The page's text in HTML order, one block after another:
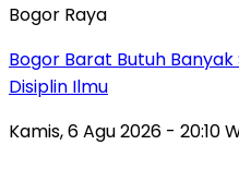
Bogor Raya
Bogor Barat Butuh
Disiplin Ilmu
Kamis, 6 Agu 2026 - 20:10